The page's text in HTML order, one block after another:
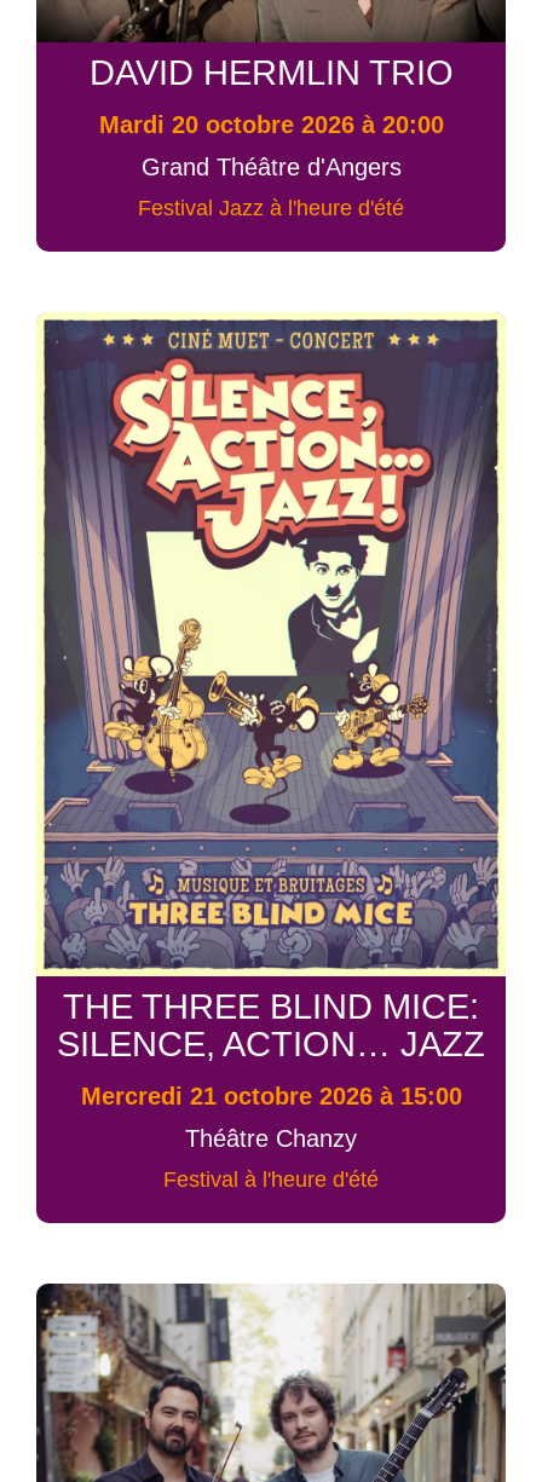
DAVID HERMLIN TRIO
mardi 20 octobre 2026 à 20:00
Grand Théâtre d'Angers
Festival Jazz à l'heure d'été
THE THREE BLIND MICE:
SILENCE, ACTION… JAZZ
mercredi 21 octobre 2026 à 15:00
Théâtre Chanzy
Festival à l'heure d'été